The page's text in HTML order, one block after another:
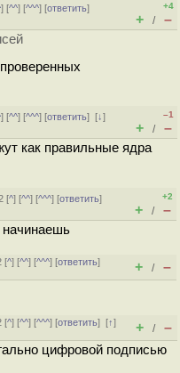
] [^^] [^^^] [ответить]
+4
+ / –
] [^^] [^^^] [ответить][↓]
–1
+ / –
как правильные ядра
[^] [^^] [^^^] [ответить]
+2
+ / –
начинаешь
[^] [^^] [^^^] [ответить]
+ / –
[^] [^^] [^^^] [ответить][↑]
+ / –
цифровой подписью